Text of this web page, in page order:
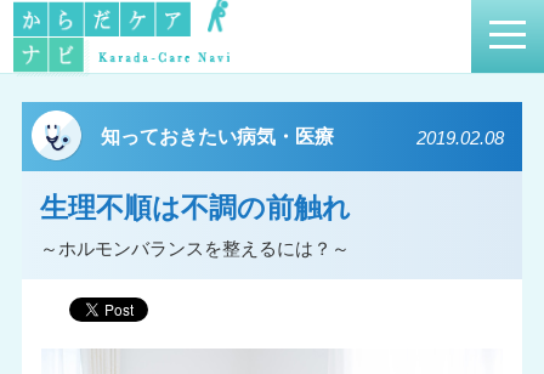
知っておきたい病気・医療 2019.02.08
生理不順は不調の前触れ
～ホルモンバランスを整えるには？～